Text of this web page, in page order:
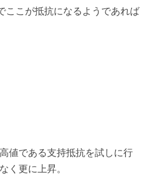
ここが抵抗になるようであれば
値である支持抵抗を試しに行
く更に上昇。